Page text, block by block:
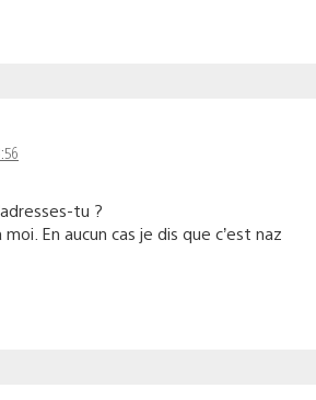
tu ?
moi. En aucun cas je dis que c’est naz